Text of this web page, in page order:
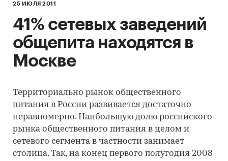
25 ИЮЛЯ 2011
41% сетевых заведений
общепита находятся в
Москве
Территориально рынок общественного
питания в России развивается достаточно
неравномерно. Наибольшую долю российского
рынка общественного питания в целом и
сетевого сегмента в частности занимает
столица. Так, на конец первого полугодия 2008